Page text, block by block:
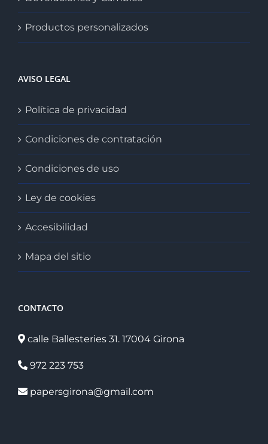
Productos personalizados
AVISO LEGAL
Política de privacidad
Condiciones de contratación
Condiciones de uso
Ley de cookies
Accesibilidad
Mapa del sitio
CONTACTO
calle Ballesteries 31. 17004 Girona
972 223 753
papersgirona@gmail.com